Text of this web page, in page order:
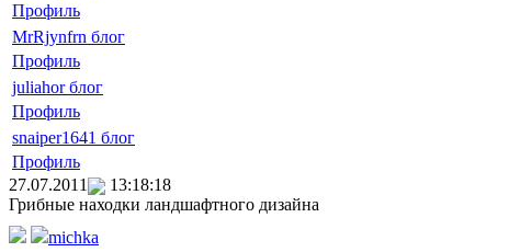
Профиль
MrRjynfrn блог
Профиль
juliahor блог
Профиль
snaiper1641 блог
Профиль
27.07.2011
13:18:18
Грибные находки ландшафтного дизайна
michka